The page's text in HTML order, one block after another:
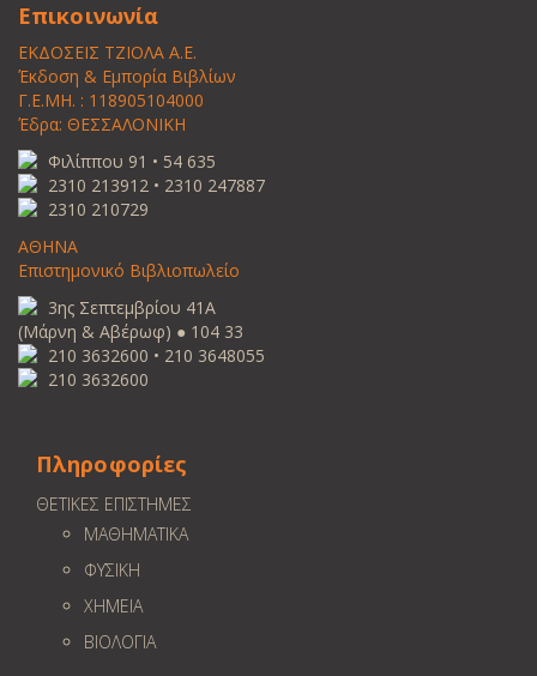
Επικοινωνία
ΕΚΔΟΣΕΙΣ ΤΖΙΟΛΑ Α.Ε.
Έκδοση & Εμπορία Βιβλίων
Γ.Ε.ΜΗ. : 118905104000
Έδρα: ΘΕΣΣΑΛΟΝΙΚΗ
Φιλίππου 91 • 54 635
2310 213912 • 2310 247887
2310 210729
ΑΘΗΝΑ
Επιστημονικό Βιβλιοπωλείο
3ης Σεπτεμβρίου 41Α
(Μάρνη & Αβέρωφ) ● 104 33
210 3632600 • 210 3648055
210 3632600
Πληροφορίες
ΘΕΤΙΚΕΣ ΕΠΙΣΤΗΜΕΣ
ΜΑΘΗΜΑΤΙΚΑ
ΦΥΣΙΚΗ
ΧΗΜΕΙΑ
ΒΙΟΛΟΓΙΑ